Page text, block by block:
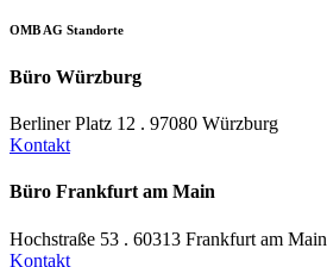
OMB AG Standorte
Büro Würzburg
Berliner Platz 12 . 97080 Würzburg
Kontakt
Büro Frankfurt am Main
Hochstraße 53 . 60313 Frankfurt am Main
Kontakt